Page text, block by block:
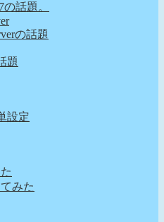
話題。
の話題
題
設定
みた